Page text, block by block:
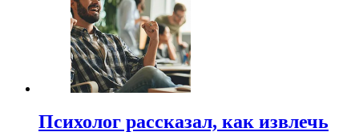
Психолог рассказал, как извлечь